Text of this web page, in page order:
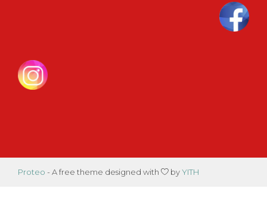
Proteo - A free theme designed with byYITH